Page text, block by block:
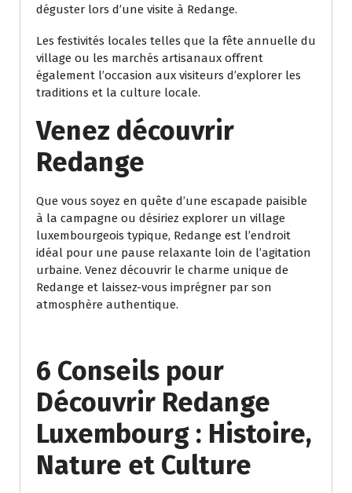
déguster lors d’une visite à Redange.
Les festivités locales telles que la fête annuelle du
village ou les marchés artisanaux offrent
également l’occasion aux visiteurs d’explorer les
traditions et la culture locale.
Venez découvrir
Redange
Que vous soyez en quête d’une escapade paisible
à la campagne ou désiriez explorer un village
luxembourgeois typique, Redange est l’endroit
idéal pour une pause relaxante loin de l’agitation
urbaine. Venez découvrir le charme unique de
Redange et laissez-vous imprégner par son
atmosphère authentique.
6 Conseils pour
Découvrir Redange
Luxembourg : Histoire,
Nature et Culture